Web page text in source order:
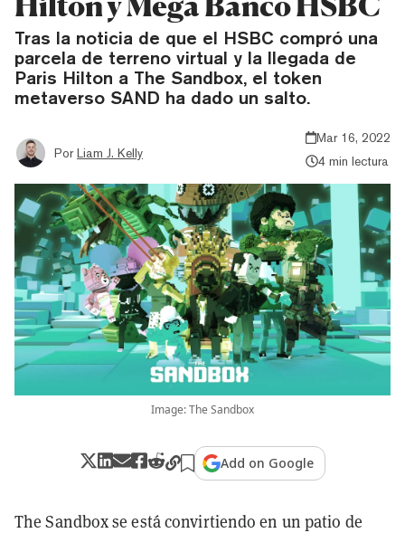
Tras la noticia de que el HSBC compró una
parcela de terreno virtual y la llegada de
Paris Hilton a The Sandbox, el token
metaverso SAND ha dado un salto.
Por Liam J. Kelly
Mar 16, 2022
4 min lectura
Image: The Sandbox
Add on Google
The Sandbox se está convirtiendo en un patio de